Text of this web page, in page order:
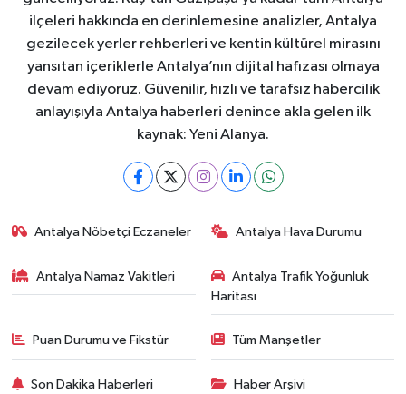
ilçeleri hakkında en derinlemesine analizler, Antalya
gezilecek yerler rehberleri ve kentin kültürel mirasını
yansıtan içeriklerle Antalya’nın dijital hafızası olmaya
devam ediyoruz. Güvenilir, hızlı ve tarafsız habercilik
anlayışıyla Antalya haberleri denince akla gelen ilk
kaynak: Yeni Alanya.
Antalya Nöbetçi Eczaneler Antalya Hava Durumu
Antalya Namaz Vakitleri
Antalya Trafik Yoğunluk
Haritası
Puan Durumu ve Fikstür Tüm Manşetler
Son Dakika Haberleri Haber Arşivi